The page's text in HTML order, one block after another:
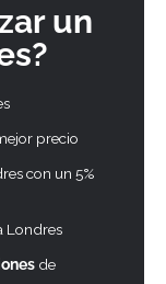
un
precio
con un 5%
Londres
de